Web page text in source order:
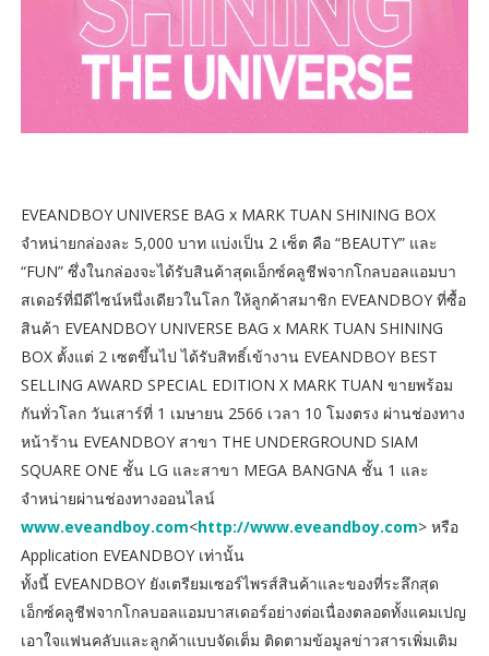
EVEANDBOY UNIVERSE BAG x MARK TUAN SHINING BOX
จำหน่ายกล่องละ 5,000 บาท แบ่งเป็น 2 เซ็ต คือ “BEAUTY” และ
“FUN” ซึ่งในกล่องจะได้รับสินค้าสุดเอ็กซ์คลูชีฟจากโกลบอลแอมบา
สเดอร์ที่มีดีไซน์หนึ่งเดียวในโลก ให้ลูกค้าสมาชิก EVEANDBOY ที่ซื้อ
สินค้า EVEANDBOY UNIVERSE BAG x MARK TUAN SHINING
BOX ตั้งแต่ 2 เซตขึ้นไป ได้รับสิทธิ์เข้างาน EVEANDBOY BEST
SELLING AWARD SPECIAL EDITION X MARK TUAN ขายพร้อม
กันทั่วโลก วันเสาร์ที่ 1 เมษายน 2566 เวลา 10 โมงตรง ผ่านช่องทาง
หน้าร้าน EVEANDBOY สาขา THE UNDERGROUND SIAM
SQUARE ONE ชั้น LG และสาขา MEGA BANGNA ชั้น 1 และ
จำหน่ายผ่านช่องทางออนไลน์
www.eveandboy.com<http://www.eveandboy.com> หรือ
Application EVEANDBOY เท่านั้น
ทั้งนี้ EVEANDBOY ยังเตรียมเซอร์ไพรส์สินค้าและของที่ระลึกสุด
เอ็กซ์คลูชีฟจากโกลบอลแอมบาสเดอร์อย่างต่อเนื่องตลอดทั้งแคมเปญ
เอาใจแฟนคลับและลูกค้าแบบจัดเต็ม ติดตามข้อมูลข่าวสารเพิ่มเติม